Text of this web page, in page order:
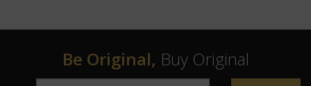
Be Original, Buy Original